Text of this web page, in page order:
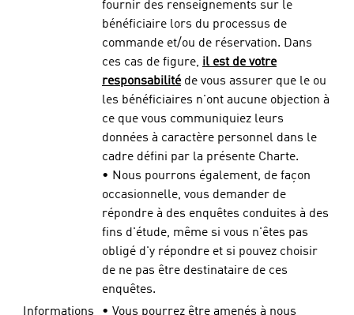
fournir des renseignements sur le
bénéficiaire lors du processus de
commande et/ou de réservation. Dans
ces cas de figure, il est de votre
responsabilitéde vous assurer que le ou
les bénéficiaires n'ont aucune objection à
ce que vous communiquiez leurs
données à caractère personnel dans le
cadre défini par la présente Charte.
• Nous pourrons également, de façon
occasionnelle, vous demander de
répondre à des enquêtes conduites à des
fins d'étude, même si vous n'êtes pas
obligé d'y répondre et si pouvez choisir
de ne pas être destinataire de ces
enquêtes.
Informations
• Vous pourrez être amenés à nous